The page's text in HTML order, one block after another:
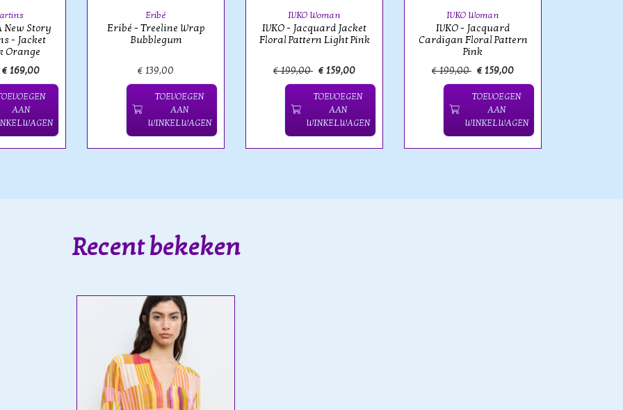
New Story
- Jacket
Orange
€ 169,00
AAN
Eribé
Eribé - Treeline Wrap
Bubblegum
€ 139,00
TOEVOEGEN
AAN
WINKELWAGEN
IVKO Woman
IVKO - Jacquard Jacket
Floral Pattern Light Pink
€ 199,00 € 159,00
TOEVOEGEN
AAN
WINKELWAGEN
IVKO Woman
IVKO - Jacquard
Cardigan Floral Pattern
Pink
€ 199,00 € 159,00
TOEVOEGEN
AAN
WINKELWAGEN
Recent bekeken